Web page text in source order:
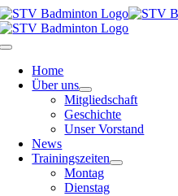
Zum
Inhalt
springen
Toggle
NavigationHome
Über uns
Mitgliedschaft
Geschichte
Unser Vorstand
News
Trainingszeiten
Montag
Dienstag